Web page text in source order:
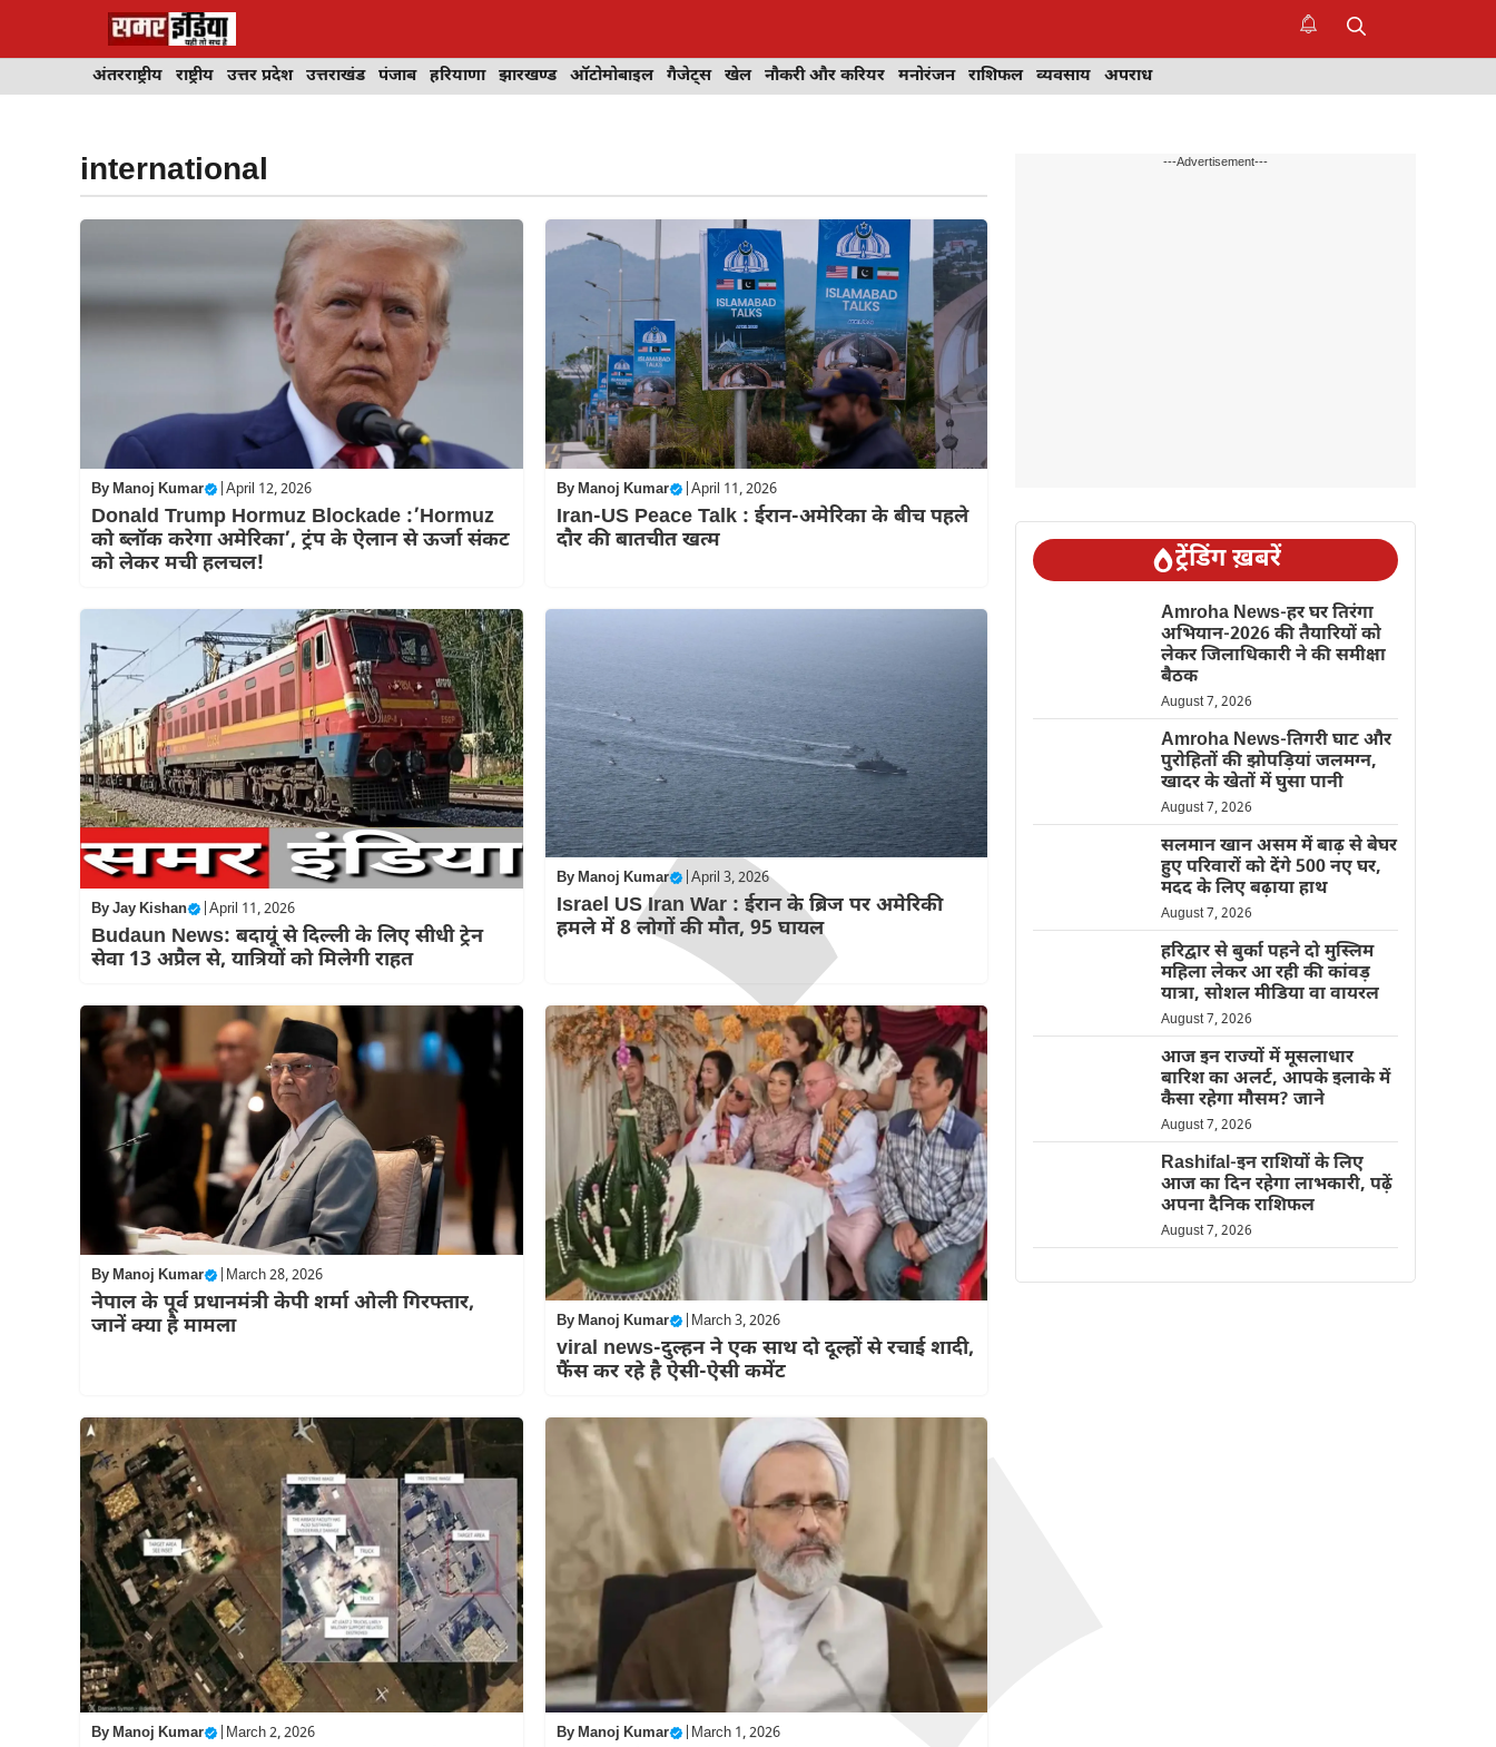
अंतरराष्ट्रीय राष्ट्रीय उत्तर प्रदेश उत्तराखंड पंजाब हरियाणा झारखण्ड ऑटोमोबाइल गैजेट्स खेल नौकरी और करियर मनोरंजन राशिफल व्यवसाय अपराध
international
ByManoj Kumar April 12, 2026
Donald Trump Hormuz Blockade :’Hormuz
को ब्लॉक करेगा अमेरिका’, ट्रंप के ऐलान से ऊर्जा संकट
को लेकर मची हलचल!
ByManoj Kumar | April 11, 2026
Iran-US Peace Talk : ईरान-अमेरिका के बीच पहले
दौर की बातचीत खत्म
ByJay Kishan April 11, 2026
Budaun News: बदायूं से दिल्ली के लिए सीधी ट्रेन
सेवा 13 अप्रैल से, यात्रियों को मिलेगी राहत
ByManoj Kumar | April 3, 2026
Israel US Iran War : ईरान के ब्रिज पर अमेरिकी
हमले में 8 लोगों की मौत, 95 घायल
ByManoj Kumar March 28, 2026
नेपाल के पूर्व प्रधानमंत्री केपी शर्मा ओली गिरफ्तार,
जानें क्या है मामला
ByManoj Kumar | March 3, 2026
viral news-दुल्हन ने एक साथ दो दूल्हों से रचाई शादी,
फैंस कर रहे है ऐसी-ऐसी कमेंट
ByManoj Kumar March 2, 2026 ByManoj Kumar | March 1, 2026
---Advertisement---
ट्रेंडिंग ख़बरें
Amroha News-हर घर तिरंगा
अभियान-2026 की तैयारियों को
लेकर जिलाधिकारी ने की समीक्षा
बैठक
August 7, 2026
Amroha News-तिगरी घाट और
पुरोहितों की झोपड़ियां जलमग्न,
खादर के खेतों में घुसा पानी
August 7, 2026
सलमान खान असम में बाढ़ से बेघर
हुए परिवारों को देंगे 500 नए घर,
मदद के लिए बढ़ाया हाथ
August 7, 2026
हरिद्वार से बुर्का पहने दो मुस्लिम
महिला लेकर आ रही की कांवड़
यात्रा, सोशल मीडिया वा वायरल
August 7, 2026
आज इन राज्यों में मूसलाधार
बारिश का अलर्ट, आपके इलाके में
कैसा रहेगा मौसम? जाने
August 7, 2026
Rashifal-इन राशियों के लिए
आज का दिन रहेगा लाभकारी, पढ़ें
अपना दैनिक राशिफल
August 7, 2026